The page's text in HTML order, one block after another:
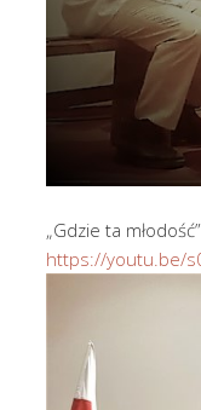
„Gdzie ta
https://youtu.be/